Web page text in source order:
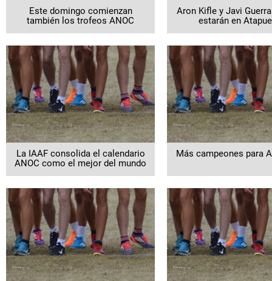
Este domingo comienzan
también los trofeos ANOC
Aron Kifle y Javi
estarán en
La IAAF consolida el calendario
ANOC como el mejor del mundo
Más campeones para